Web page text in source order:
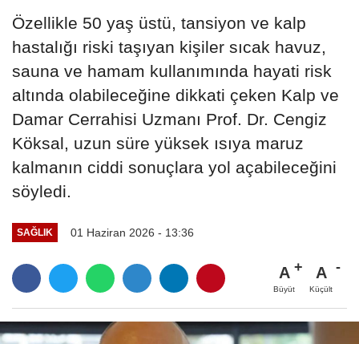
Özellikle 50 yaş üstü, tansiyon ve kalp
hastalığı riski taşıyan kişiler sıcak havuz,
sauna ve hamam kullanımında hayati risk
altında olabileceğine dikkati çeken Kalp ve
Damar Cerrahisi Uzmanı Prof. Dr. Cengiz
Köksal, uzun süre yüksek ısıya maruz
kalmanın ciddi sonuçlara yol açabileceğini
söyledi.
SAĞLIK 01 Haziran 2026 - 13:36
A
Büyüt
A
Küçült